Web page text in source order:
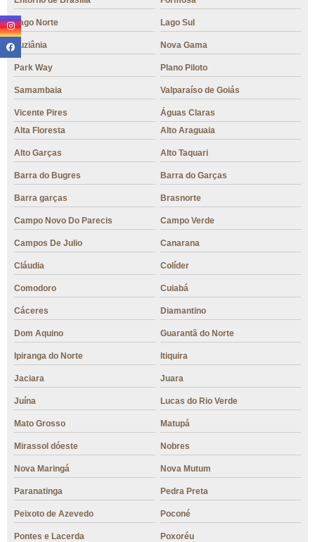
Lago Norte Lago Sul
Luziânia Nova Gama
Park Way Plano Piloto
Samambaia Valparaíso de Goiás
Vicente Pires
Águas Claras
Alta Floresta
Alto Araguaia
Alto Garças Alto Taquari
Barra do Bugres Barra do Garças
Barra garças Brasnorte
Campo Novo Do Parecis Campo Verde
Campos De Julio Canarana
Cláudia Colíder
Comodoro Cuiabá
Cáceres Diamantino
Dom Aquino Guarantã do Norte
Ipiranga do Norte Itiquira
Jaciara Juara
Juína Lucas do Rio Verde
Mato Grosso Matupá
Mirassol dóeste Nobres
Nova Maringá Nova Mutum
Paranatinga Pedra Preta
Peixoto de Azevedo Poconé
Pontes e Lacerda Poxoréu